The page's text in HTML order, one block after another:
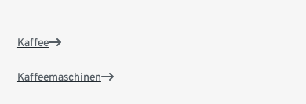
Kaffee
Kaffeemaschinen